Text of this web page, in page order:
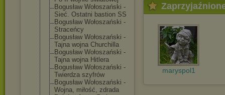
Bogusław Wołoszański -
Sieć. Ostatni bastion SS
Bogusław Wołoszański -
Straceńcy
Bogusław Wołoszański -
Tajna wojna Churchilla
Bogusław Wołoszański -
Tajna wojna Hitlera
Bogusław Wołoszański -
Twierdza szyfrów
Bogusław Wołoszański -
Wojna, miłość, zdrada
maryspol1